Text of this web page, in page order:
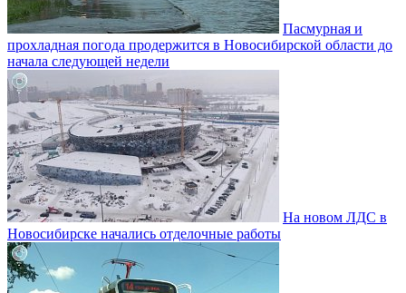
Пасмурная и
прохладная погода продержится в Новосибирской области до
начала следующей недели
На новом ЛДС в
Новосибирске начались отделочные работы